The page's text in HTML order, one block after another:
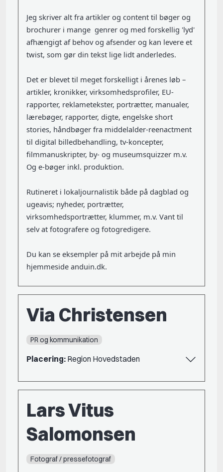
Jeg skriver alt fra artikler og content til bøger og
brochurer i mange genrer og med forskellig 'lyd'
afhængigt af behov og afsender og kan levere et
twist, som gør din tekst lige lidt anderledes.
Det er blevet til meget forskelligt i årenes løb –
artikler, kronikker, virksomhedsprofiler, EU-
rapporter, reklametekster, portrætter, manualer,
lærebøger, rapporter, digte, engelske short
stories, håndbøger fra middelalder-reenactment
til digital billedbehandling, tv-koncepter,
filmmanuskripter, by- og museumsquizzer m.v.
Og e-bøger inkl. produktion.
Rutineret i lokaljournalistik både på dagblad og
ugeavis; nyheder, portrætter,
virksomhedsportrætter, klummer, m.v. Vant til
selv at fotografere og fotogredigere.
Du kan se eksempler på mit arbejde på min
hjemmeside anduin.dk.
Via Christensen
PR og kommunikation
Placering: Region Hovedstaden
Lars Vitus
Salomonsen
Fotograf / pressefotograf